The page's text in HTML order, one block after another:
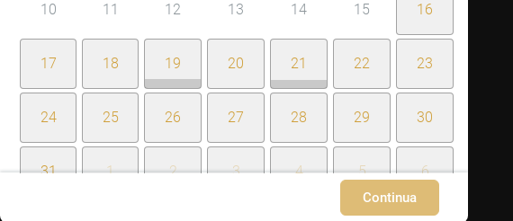
10 11 12 13 14 15 16
17 18 19 20 21 22 23
24 25 26 27 28 29 30
31 1 2 3 4 5 6
Continua